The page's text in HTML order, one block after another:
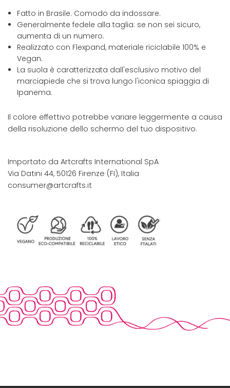
Fatto in Brasile. Comodo da indossare.
Generalmente fedele alla taglia: se non sei sicuro,
aumenta di un numero.
Realizzato con Flexpand, materiale riciclabile 100% e
Vegan.
La suola è caratterizzata dall'esclusivo motivo del
marciapiede che si trova lungo l'iconica spiaggia di
Ipanema.
Il colore effettivo potrebbe variare leggermente a causa
della risoluzione dello schermo del tuo dispositivo.
Importato da Artcrafts International SpA
Via Datini 44, 50126 Firenze (FI), Italia
consumer@artcrafts.it